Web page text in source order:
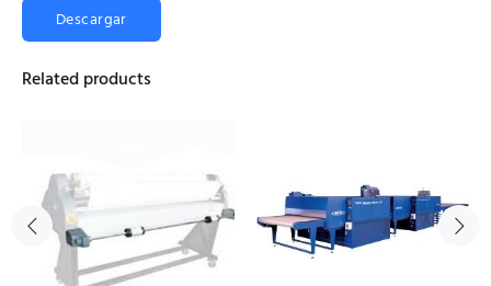
Descargar
Related products